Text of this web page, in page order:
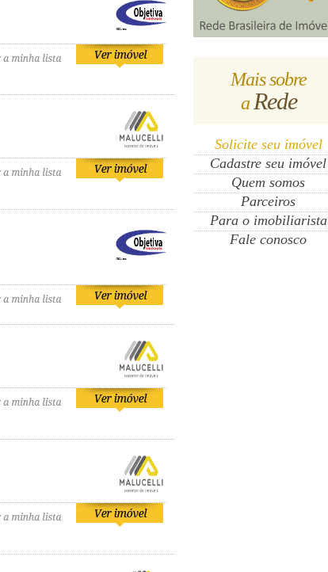
Mais sobre
a Rede
Solicite seu imóvel
Cadastre seu imóvel
Quem somos
Parceiros
Para o imobiliarista
Fale conosco